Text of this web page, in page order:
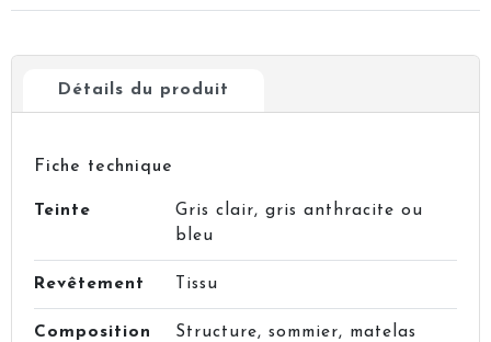
Détails du produit
Fiche technique
Teinte
Gris clair, gris anthracite ou
bleu
Revêtement Tissu
Composition
Structure, sommier, matelas